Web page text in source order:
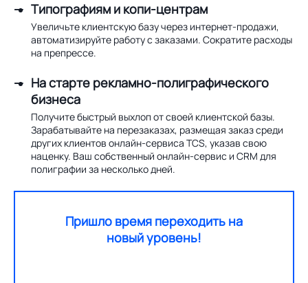
Типографиям и копи-центрам
Увеличьте клиентскую базу через интернет-продажи,
автоматизируйте работу с заказами. Сократите расходы
на препрессе.
На старте рекламно-полиграфического
бизнеса
Получите быстрый выхлоп от своей клиентской базы.
Зарабатывайте на перезаказах, размещая заказ среди
других клиентов онлайн-сервиса TCS, указав свою
наценку. Ваш собственный онлайн-сервис и CRM для
полиграфии за несколько дней.
Пришло время переходить на
новый уровень!